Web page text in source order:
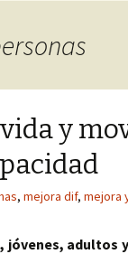
y
, mejora dif, mejora
jóvenes, adultos